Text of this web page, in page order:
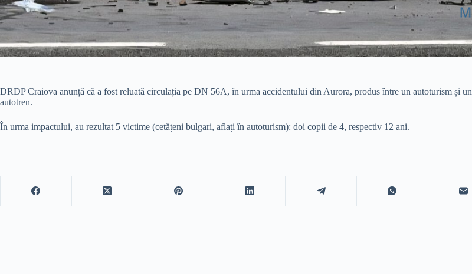
DRDP Craiova anunță că a fost reluată circulația pe DN 56A, în urma accidentului din Aurora, produs între un autoturism și un
autotren.
În urma impactului, au rezultat 5 victime (cetățeni bulgari, aflați în autoturism): doi copii de 4, respectiv 12 ani.